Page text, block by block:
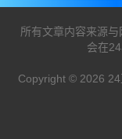
所有文章内容来源
会在
Copyright © 2026 24